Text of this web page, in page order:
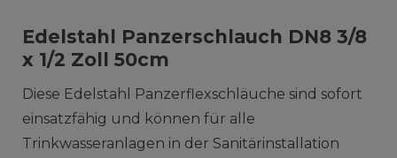
Edelstahl Panzerschlauch DN8 3/8
x 1/2 Zoll 50cm
Diese Edelstahl Panzerflexschläuche sind sofort
einsatzfähig und können für alle
Trinkwasseranlagen in der Sanitärinstallation